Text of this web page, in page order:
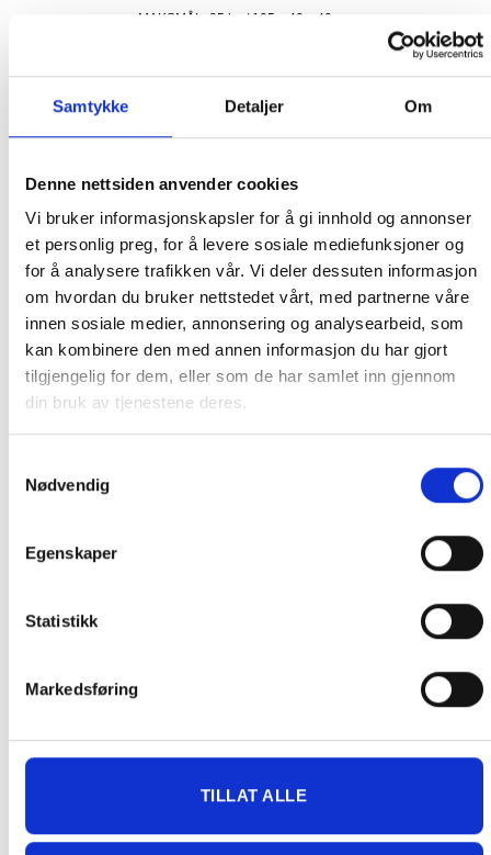
Samtykke Detaljer Om
Denne nettsiden anvender cookies
Vi bruker informasjonskapsler for å gi innhold og annonser
et personlig preg, for å levere sosiale mediefunksjoner og
for å analysere trafikken vår. Vi deler dessuten informasjon
om hvordan du bruker nettstedet vårt, med partnerne våre
innen sosiale medier, annonsering og analysearbeid, som
kan kombinere den med annen informasjon du har gjort
tilgjengelig for dem, eller som de har samlet inn gjennom
din bruk av tjenestene deres.
Nødvendig
Egenskaper
Statistikk
Markedsføring
TILLAT ALLE
MAKSMÅL: 35 kg / 105 x 40 x 40 cm
KUNDE. CA. 1500- 4499 KR. OM DU IKKE TAR KONTAKT MED OSS
PÅ TELEFON FØR BESTILLING, BLIR DU KONTAKTET ETTER
ORDRE SOM IKKE BLIR BETALT FRAKT PÅ BLIR KANSELLERT.
Informasjon ved betaling med Vipps
ikke mottar ordrebekreftelse etter betaling med
vi deg ta kontakt med oss på 91 92 05 91
ordren er registrert, slik at du unngår å bestille
og betale to ganger.
Vi beklager ulempene dette medfører og jobber